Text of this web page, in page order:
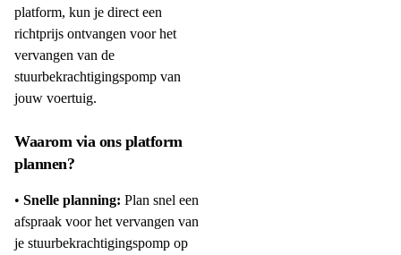
platform, kun je direct een
richtprijs ontvangen voor het
vervangen van de
stuurbekrachtigingspomp van
jouw voertuig.
Waarom via ons platform
plannen?
• Snelle planning: Plan snel een
afspraak voor het vervangen van
je stuurbekrachtigingspomp op